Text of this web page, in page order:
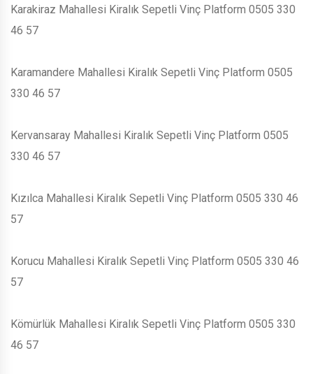
Karakiraz Mahallesi Kiralık Sepetli Vinç Platform 0505 330
46 57
Karamandere Mahallesi Kiralık Sepetli Vinç Platform 0505
330 46 57
Kervansaray Mahallesi Kiralık Sepetli Vinç Platform 0505
330 46 57
Kızılca Mahallesi Kiralık Sepetli Vinç Platform 0505 330 46
57
Korucu Mahallesi Kiralık Sepetli Vinç Platform 0505 330 46
57
Kömürlük Mahallesi Kiralık Sepetli Vinç Platform 0505 330
46 57